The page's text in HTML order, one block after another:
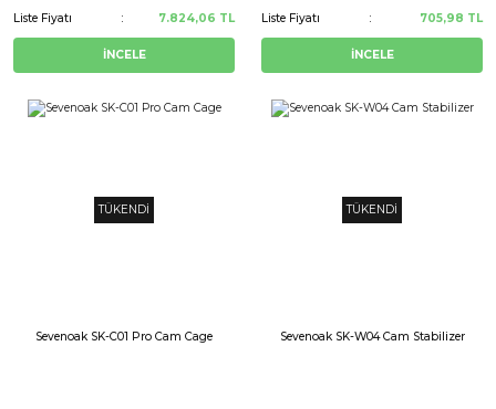
Liste Fiyatı 7.824,06 TL
İNCELE
Liste Fiyatı 705,98 TL
İNCELE
TÜKENDİ
Sevenoak SK-C01 Pro Cam Cage
TÜKENDİ
Sevenoak SK-W04 Cam Stabilizer